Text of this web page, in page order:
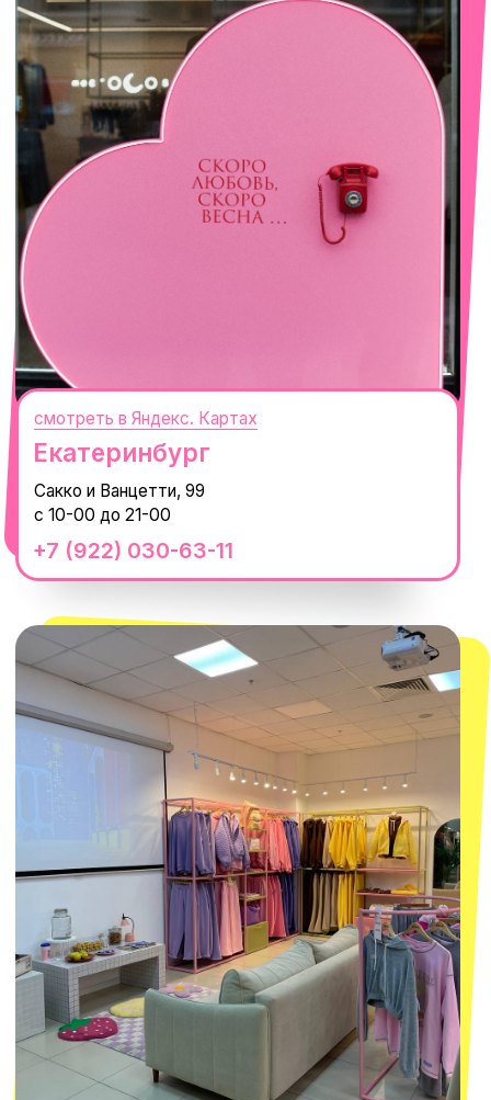
Село Эстосадок, ТРЦ Горки Молл,
Горная Карусель, 3
+7 (919) 374-04-04
с 10-00 до 22-00
ТРК «Европолис Ростокино»
ул. Проспект Мира, 211 к2
с 10-00 до 22-00
смотреть в Яндекс.Картах
Доставка и оплата
Каталог
О КОМПАНИИ
Нажимая "Подписаться", вы соглашаетесь с Политикой обработки
Согласием на рассылку электронных
ПОДПИСАТЬСЯ
СЕКРЕТНЫЕ ПРОМОКОДЫ, ПРИГЛАШЕНИЯ
НА МЕРОПРИЯТИЯ И АНОНСЫ НОВИНОК
РАНЬШЕ ВСЕХ
@MACROCOSM_STORE
MACROCOSM
300 000+ подписчиков
14'000+ подписчиков в нашем Telegram-канале